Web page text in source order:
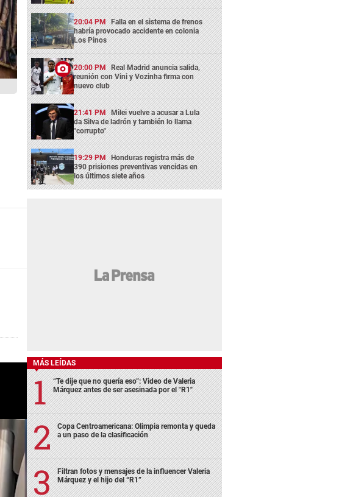
20:04 PM Falla en el sistema de frenos
habría provocado accidente en colonia
Los Pinos
20:00 PM Real Madrid anuncia salida,
reunión con Vini y Vozinha firma con
nuevo club
21:41 PM Milei vuelve a acusar a Lula
da Silva de ladrón y también lo llama
"corrupto"
19:29 PM Honduras registra más de
390 prisiones preventivas vencidas en
los últimos siete años
MÁS LEÍDAS
“Te dije que no quería eso”: Video de Valeria
Márquez antes de ser asesinada por el "R1"
Copa Centroamericana: Olimpia remonta y queda
a un paso de la clasificación
Filtran fotos y mensajes de la influencer Valeria
Márquez y el hijo del “R1”